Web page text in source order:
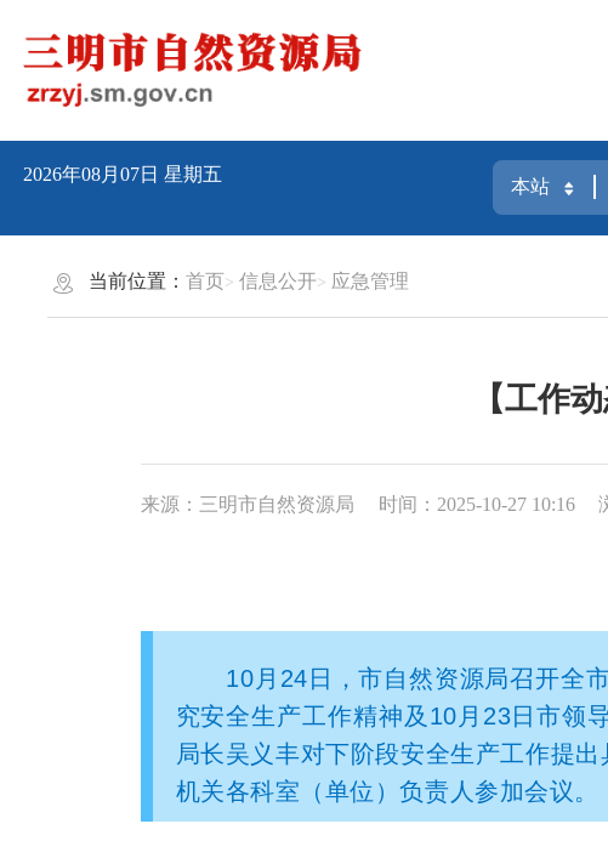
2026年08月07日星期五
当前位置：首页 信息公开 应急管理
【工作
来源：三明市自然资源局 时间：2025-10-27 10:16
10月24日，市自然资源局召开全
究安全生产工作精神及10月23日市领
局长吴义丰对下阶段安全生产工作提
机关各科室（单位）负责人参加会议。